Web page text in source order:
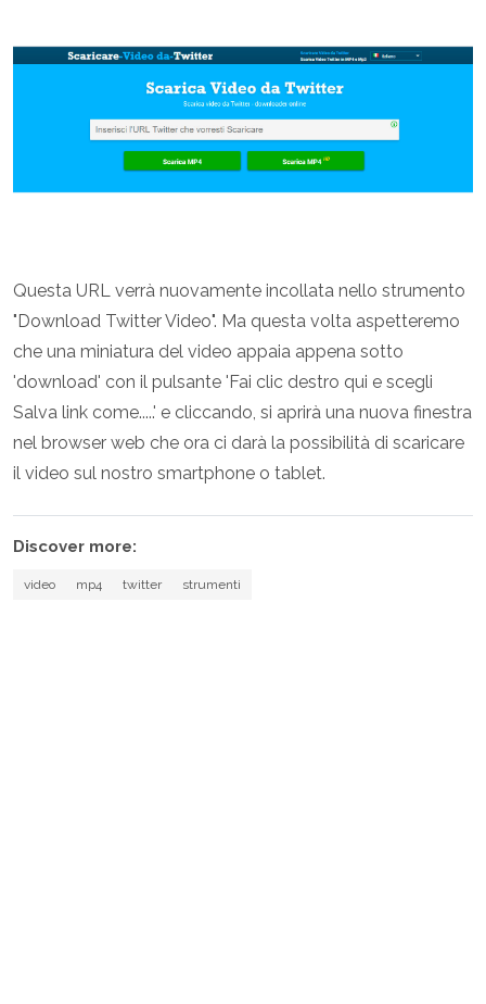
Questa URL verrà nuovamente incollata nello strumento
"Download Twitter Video". Ma questa volta aspetteremo
che una miniatura del video appaia appena sotto
'download' con il pulsante 'Fai clic destro qui e scegli
Salva link come.....' e cliccando, si aprirà una nuova finestra
nel browser web che ora ci darà la possibilità di scaricare
il video sul nostro smartphone o tablet.
Discover more:
video mp4 twitter strumenti